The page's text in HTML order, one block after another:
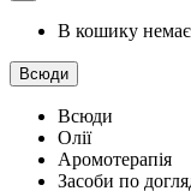
В кошику немає
Всюди
Всюди
Олії
Аромотерапія
Засоби по